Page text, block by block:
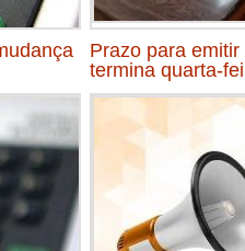
Prazo para
termina quarta-